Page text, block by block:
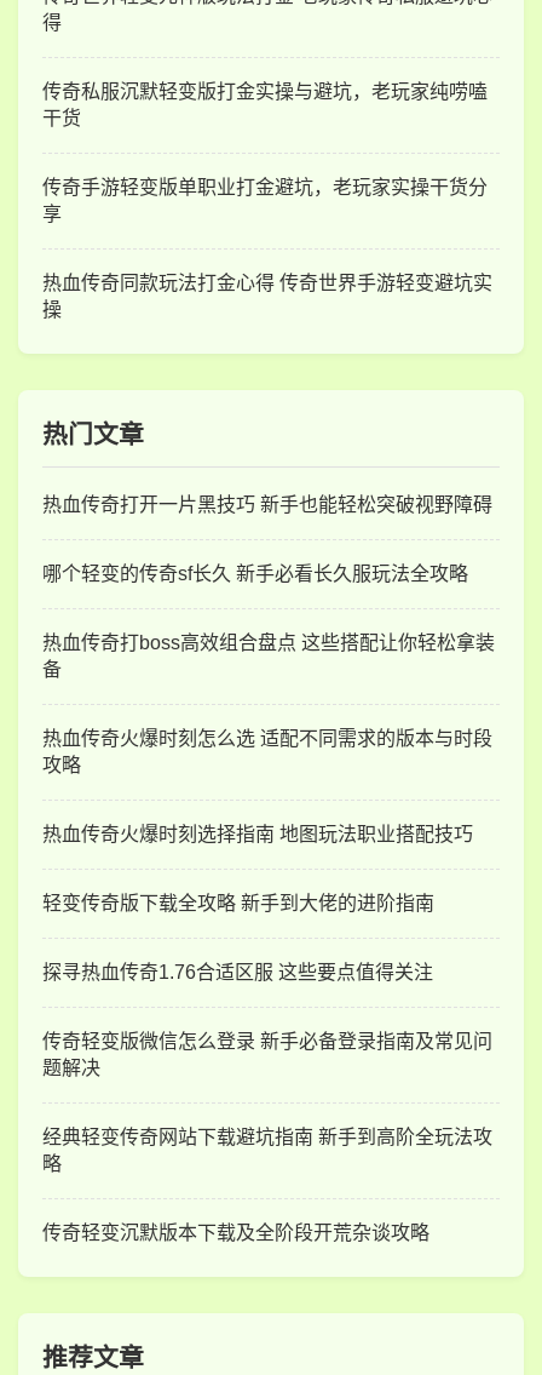
得
传奇私服沉默轻变版打金实操与避坑，老玩家纯唠嗑
干货
传奇手游轻变版单职业打金避坑，老玩家实操干货分
享
热血传奇同款玩法打金心得 传奇世界手游轻变避坑实
操
热门文章
热血传奇打开一片黑技巧 新手也能轻松突破视野障碍
哪个轻变的传奇sf长久 新手必看长久服玩法全攻略
热血传奇打boss高效组合盘点 这些搭配让你轻松拿装
备
热血传奇火爆时刻怎么选 适配不同需求的版本与时段
攻略
热血传奇火爆时刻选择指南 地图玩法职业搭配技巧
轻变传奇版下载全攻略 新手到大佬的进阶指南
探寻热血传奇1.76合适区服 这些要点值得关注
传奇轻变版微信怎么登录 新手必备登录指南及常见问
题解决
经典轻变传奇网站下载避坑指南 新手到高阶全玩法攻
略
传奇轻变沉默版本下载及全阶段开荒杂谈攻略
推荐文章